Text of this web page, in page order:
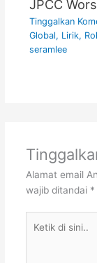
JPCC
Tinggalkan
Global, Lirik,
seramlee
Alamat email
wajib ditandai *